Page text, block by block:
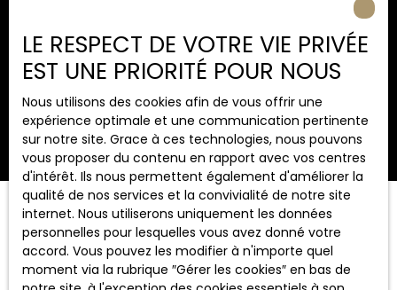
Budget max (€)
Rechercher
Pertinence
Trier par Créer une alerte
LE RESPECT DE VOTRE VIE PRIVÉE
EST UNE PRIORITÉ POUR NOUS
Nous utilisons des cookies afin de vous offrir une
expérience optimale et une communication pertinente
sur notre site. Grace à ces technologies, nous pouvons
vous proposer du contenu en rapport avec vos centres
d'intérêt. Ils nous permettent également d'améliorer la
qualité de nos services et la convivialité de notre site
internet. Nous utiliserons uniquement les données
personnelles pour lesquelles vous avez donné votre
accord. Vous pouvez les modifier à n'importe quel
moment via la rubrique ″Gérer les cookies″ en bas de